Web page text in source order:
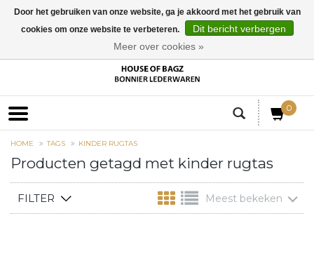
0
HOME TAGS KINDER RUGTAS
Producten getagd met kinder rugtas
FILTER Meest bekeken
Door het gebruiken van onze website, ga je akkoord met het gebruik van
cookies om onze website te verbeteren.
Dit bericht verbergen
Meer over cookies »